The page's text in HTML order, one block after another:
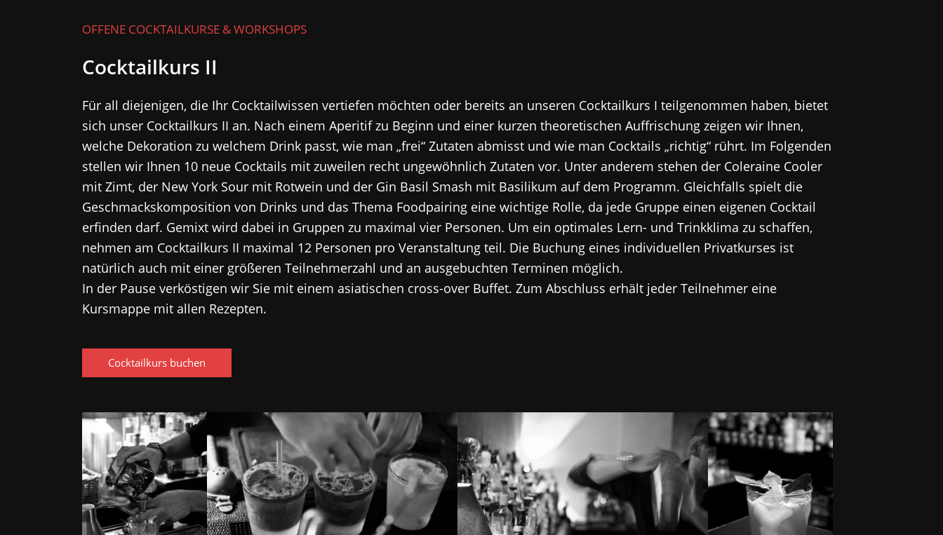
OFFENE COCKTAILKURSE & WORKSHOPS
Cocktailkurs II
Für all diejenigen, die Ihr Cocktailwissen vertiefen möchten oder bereits an unseren Cocktailkurs I teilgenommen haben, bietet
sich unser Cocktailkurs II an. Nach einem Aperitif zu Beginn und einer kurzen theoretischen Auffrischung zeigen wir Ihnen,
welche Dekoration zu welchem Drink passt, wie man „frei“ Zutaten abmisst und wie man Cocktails „richtig“ rührt. Im Folgenden
stellen wir Ihnen 10 neue Cocktails mit zuweilen recht ungewöhnlich Zutaten vor. Unter anderem stehen der Coleraine Cooler
mit Zimt, der New York Sour mit Rotwein und der Gin Basil Smash mit Basilikum auf dem Programm. Gleichfalls spielt die
Geschmackskomposition von Drinks und das Thema Foodpairing eine wichtige Rolle, da jede Gruppe einen eigenen Cocktail
erfinden darf. Gemixt wird dabei in Gruppen zu maximal vier Personen. Um ein optimales Lern- und Trinkklima zu schaffen,
nehmen am Cocktailkurs II maximal 12 Personen pro Veranstaltung teil. Die Buchung eines individuellen Privatkurses ist
natürlich auch mit einer größeren Teilnehmerzahl und an ausgebuchten Terminen möglich.
In der Pause verköstigen wir Sie mit einem asiatischen cross-over Buffet. Zum Abschluss erhält jeder Teilnehmer eine
Kursmappe mit allen Rezepten.
Cocktailkurs buchen